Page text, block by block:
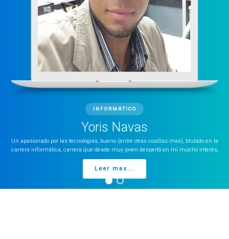
INFORMATICO
Yoris Navas
Un apasionado por las tecnologías, bueno (entre otras cosillas mas), titulado en la
carrera informática, carrera que desde muy joven despertó en mi mucho interés,
Leer mas...